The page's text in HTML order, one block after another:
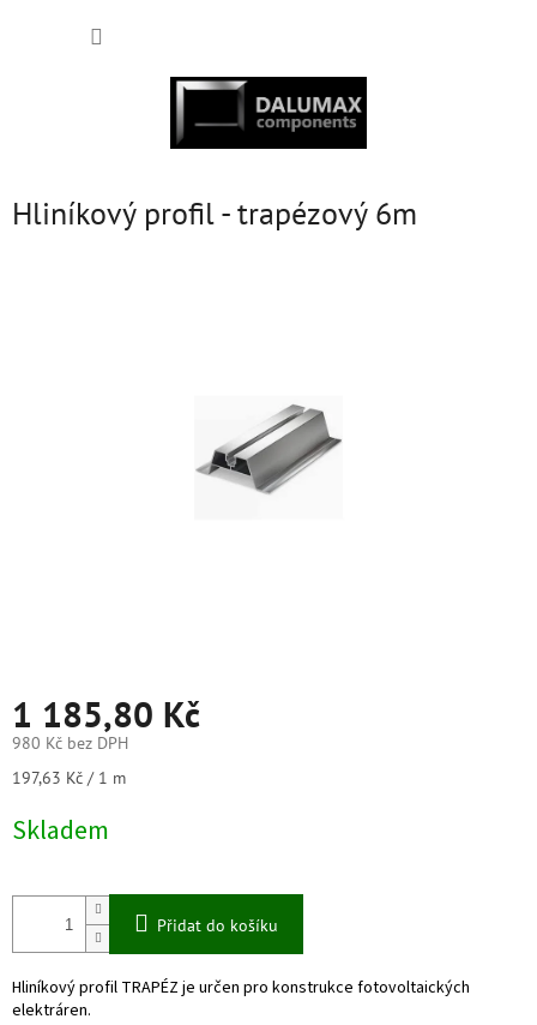
Hliníkový profil - trapézový 6m
1 185,80 Kč
980 Kč bez DPH
Měrná
197,63 Kč / 1 m
Skladem
Přidat do košíku
Hliníkový profil TRAPÉZ je určen pro konstrukce fotovoltaických
elektráren.